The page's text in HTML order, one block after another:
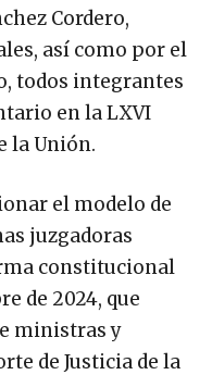
Cordero,
así como por el
todos integrantes
en la LXVI
la Unión.
el modelo de
juzgadoras
constitucional
de 2024, que
ministras y
de Justicia de la